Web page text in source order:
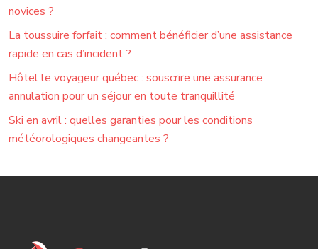
novices ?
La toussuire forfait : comment bénéficier d’une assistance
rapide en cas d’incident ?
Hôtel le voyageur québec : souscrire une assurance
annulation pour un séjour en toute tranquillité
Ski en avril : quelles garanties pour les conditions
météorologiques changeantes ?